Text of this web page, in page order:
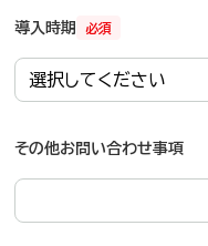
必須
導入時期
その他お問い合わせ事項